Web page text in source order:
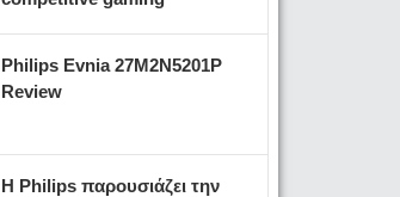
Philips Evnia 27M2N5201P
Review
Η Philips παρουσιάζει την